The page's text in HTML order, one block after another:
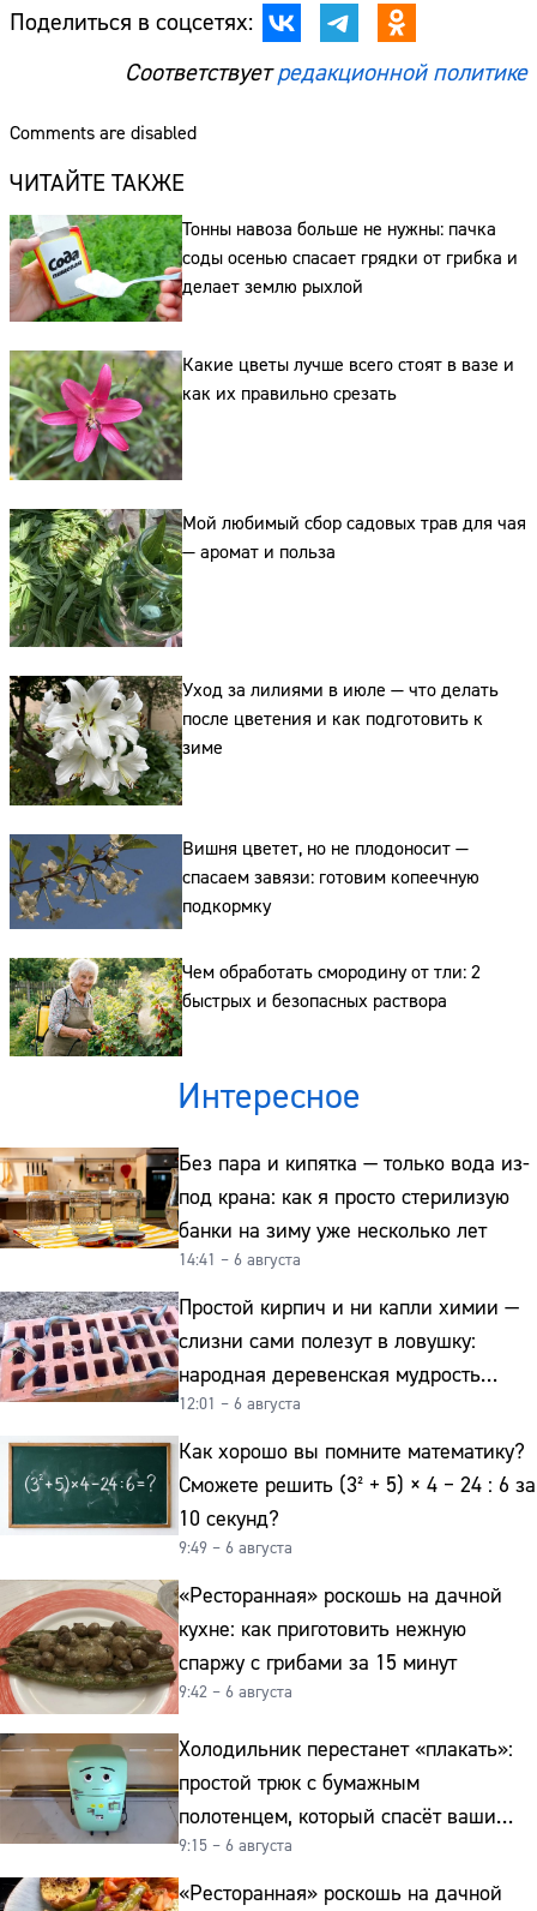
Поделиться в соцсетях:
Соответствуетредакционной политике
Comments are disabled
ЧИТАЙТЕ ТАКЖЕ
Тонны навоза больше не нужны: пачка
соды осенью спасает грядки от грибка и
делает землю рыхлой
Какие цветы лучше всего стоят в вазе и
как их правильно срезать
Мой любимый сбор садовых трав для чая
— аромат и польза
Уход за лилиями в июле — что делать
после цветения и как подготовить к
зиме
Вишня цветет, но не плодоносит —
спасаем завязи: готовим копеечную
подкормку
Чем обработать смородину от тли: 2
быстрых и безопасных раствора
Интересное
Без пара и кипятка — только вода из-
под крана: как я просто стерилизую
банки на зиму уже несколько лет
14:41 – 6 августа
Простой кирпич и ни капли химии —
слизни сами полезут в ловушку:
народная деревенская мудрость
реально работает
12:01 – 6 августа
Как хорошо вы помните математику?
Сможете решить (3² + 5) × 4 − 24 : 6 за
10 секунд?
9:49 – 6 августа
«Ресторанная» роскошь на дачной
кухне: как приготовить нежную
спаржу с грибами за 15 минут
9:42 – 6 августа
Холодильник перестанет «плакать»:
простой трюк с бумажным
полотенцем, который спасёт ваши
овощи от гнили
9:15 – 6 августа
«Ресторанная» роскошь на дачной
Сайт: